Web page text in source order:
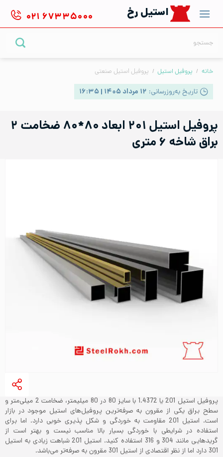
content
استیل رخ ۰۲۱ ۶۷۳۳۵۰۰۰
خانه / پروفیل استیل / پروفیل استیل صنعتی
تاریخ به‌روزرسانی: ۱۲ مرداد ۱۴۰۵ | ۱۶:۳۵
پروفیل استیل ۲۰۱ ابعاد ۸۰*۸۰ ضخامت ۲
براق شاخه ۶ متری
پروفیل استیل 201 یا 1.4372 با سایز 80 در 80 میلیمتر، ضخامت 2 میلی‌متر و
سطح براق یکی از مقرون به صرفه‌ترین پروفیل‌های استیل موجود در بازار
است. استیل 201 مقاومت به خوردگی و شکل پذیری خوبی دارد. اما برای
استفاده در شرایطی با خوردگی بسیار بالا مناسب نیست و بهتر است از
گریدهایی مانند 304 و 316 استفاده کنید. استیل 201 شباهت زیادی به استیل
301 دارد اما از نظر اقتصادی از استیل 301 مقرون به صرفه‌تر می‌باشد.